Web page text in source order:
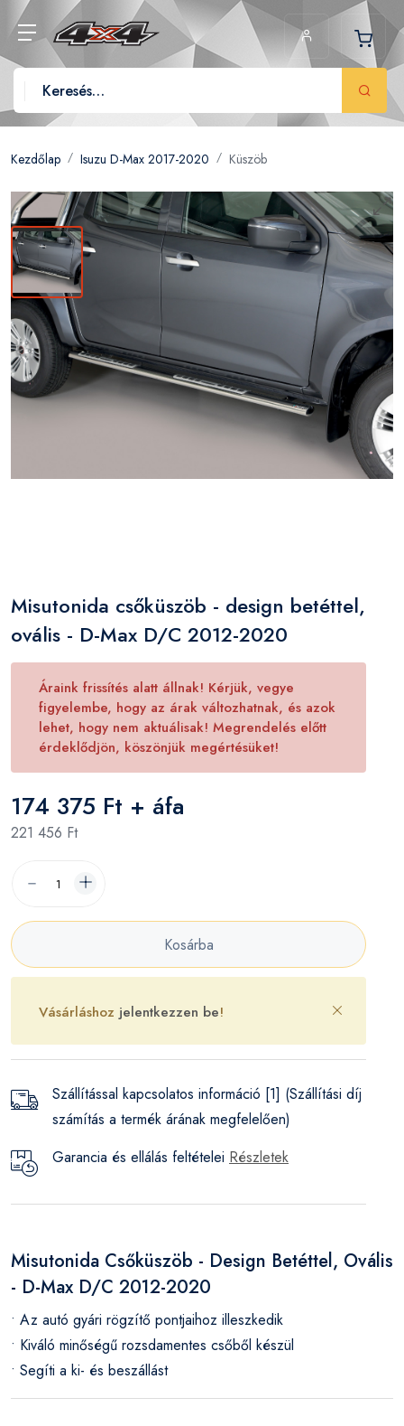
Kezdőlap Isuzu D-Max 2017-2020 Küszöb
Misutonida csőküszöb - design betéttel,
ovális - D-Max D/C 2012-2020
Áraink frissítés alatt állnak! Kérjük, vegye
figyelembe, hogy az árak változhatnak, és azok
lehet, hogy nem aktuálisak! Megrendelés előtt
érdeklődjön, köszönjük megértésüket!
174 375 Ft + áfa
221 456 Ft
Kosárba
Vásárláshoz jelentkezzen be!
Szállítással kapcsolatos információ [1] (Szállítási díj
számítás a termék árának megfelelően)
Garancia és ellálás feltételei Részletek
Misutonida Csőküszöb - Design Betéttel, Ovális
- D-Max D/C 2012-2020
• Az autó gyári rögzítő pontjaihoz illeszkedik
• Kiváló minőségű rozsdamentes csőből készül
• Segíti a ki- és beszállást